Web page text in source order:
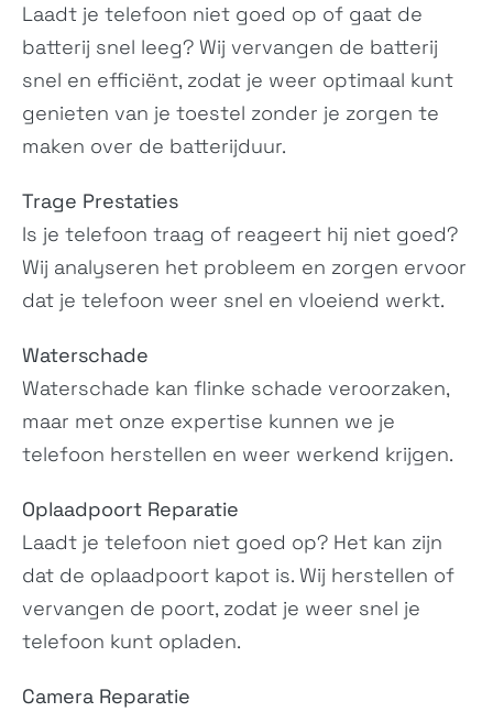
C32 C02
N/A
Laadt je telefoon niet goed op of gaat de
batterij snel leeg? Wij vervangen de batterij
snel en efficiënt, zodat je weer optimaal kunt
genieten van je toestel zonder je zorgen te
maken over de batterijduur.
Trage Prestaties
Is je telefoon traag of reageert hij niet goed?
Wij analyseren het probleem en zorgen ervoor
dat je telefoon weer snel en vloeiend werkt.
Waterschade
Waterschade kan flinke schade veroorzaken,
maar met onze expertise kunnen we je
telefoon herstellen en weer werkend krijgen.
Oplaadpoort Reparatie
Laadt je telefoon niet goed op? Het kan zijn
dat de oplaadpoort kapot is. Wij herstellen of
vervangen de poort, zodat je weer snel je
telefoon kunt opladen.
Camera Reparatie